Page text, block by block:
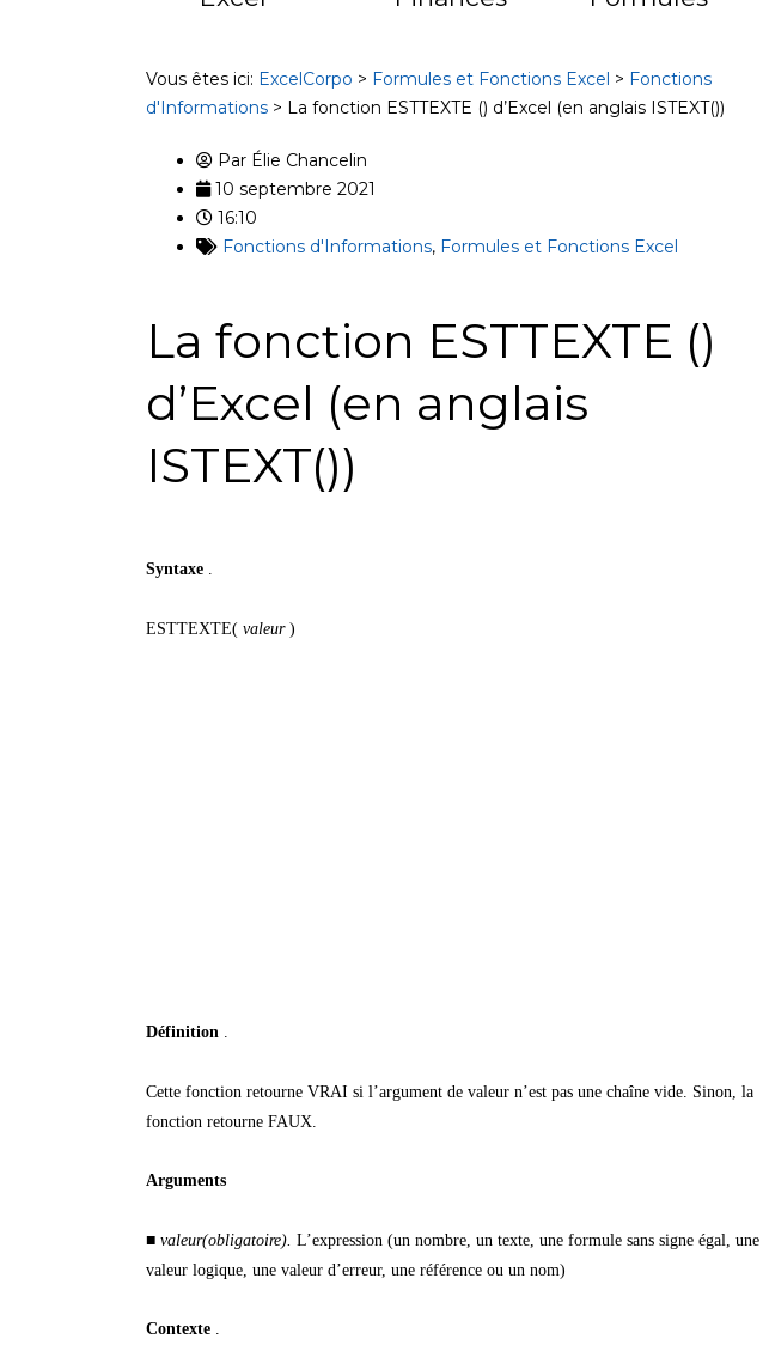
Vous êtes ici: ExcelCorpo > Formules et Fonctions Excel > Fonctions
d'Informations > La fonction ESTTEXTE () d’Excel (en anglais ISTEXT())
Par Élie Chancelin
10 septembre 2021
16:10
Fonctions d'Informations, Formules et Fonctions Excel
La fonction ESTTEXTE ()
d’Excel (en anglais
ISTEXT())
Syntaxe .
ESTTEXTE( valeur)
Définition .
Cette fonction retourne VRAI si l’argument de valeur n’est pas une chaîne vide. Sinon, la
fonction retourne FAUX.
Arguments
■ valeur(obligatoire). L’expression (un nombre, un texte, une formule sans signe égal, une
valeur logique, une valeur d’erreur, une référence ou un nom)
Contexte .